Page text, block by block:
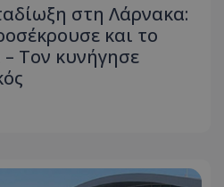
στη Λάρνακα:
και το
Τον κυνήγησε